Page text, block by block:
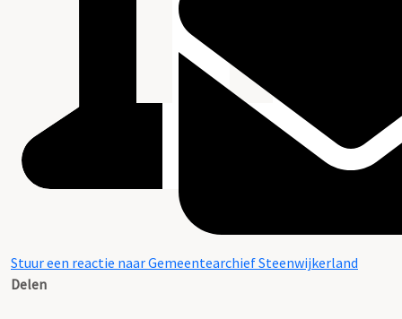
Stuur een reactie naar Gemeentearchief Steenwijkerland
Delen